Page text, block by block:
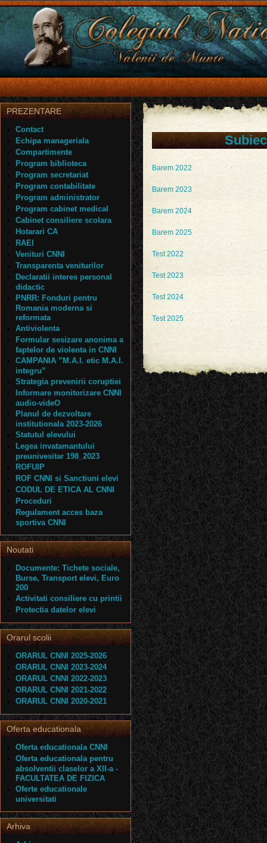
Barem 2022
Barem 2023
Barem 2024
Barem 2025
Test 2022
Test 2023
Test 2024
Test 2025
PREZENTARE
Contact
Echipa manageriala
Compartimente
Program biblioteca
Program secretariat
Program contabilitate
Program administrator
Program cabinet medical
Cabinet consiliere scolara
Hotarari CA
RAEI
Venituri CNNI
Transparenta veniturilor
Declaratii interes personal
didactic
PNRR: Fonduri pentru
Romania moderna si
reformata
Antiviolenta
Formular sesizare anonima a
faptelor de violenta in CNNI
CAMPANIA ”M.A.I. etic M.A.I.
integru”
Strategia prevenirii coruptiei
Informare monitorizare CNNI
audio-videO
Planul de dezvoltare
institutionala 2023-2026
Statutul elevului
Legea invatamantului
preunivesitar 198_2023
ROFUIP
ROF CNNI si Sanctiuni elevi
CODUL DE ETICA AL CNNI
Proceduri
Regulament acces baza
sportiva CNNI
Noutati
Documente: Tichete sociale,
Burse, Transport elevi, Euro
200
Activitati consiliere cu printii
Protectia datelor elevi
Orarul scolii
ORARUL CNNI 2025-2026
ORARUL CNNI 2023-2024
ORARUL CNNI 2022-2023
ORARUL CNNI 2021-2022
ORARUL CNNI 2020-2021
Oferta educationala
Oferta educationala CNNI
Oferta educationala pentru
absolventii claselor a XII-a -
FACULTATEA DE FIZICA
Oferte educationale
universitati
Arhiva